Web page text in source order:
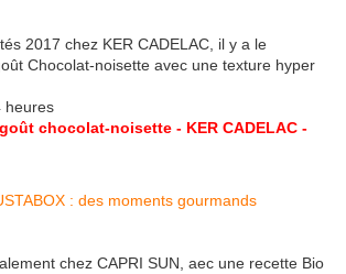
2017 chez KER CADELAC, il y a le
Chocolat-noisette avec une texture hyper
heures
chocolat-noisette - KER CADELAC -
chez CAPRI SUN, aec une recette Bio